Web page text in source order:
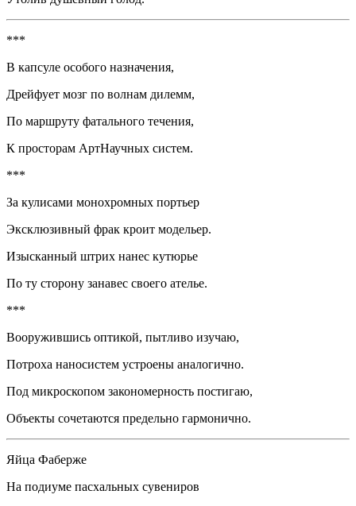
***
В капсуле особого назначения,
Дрейфует мозг по волнам дилемм,
По маршруту фатального течения,
К просторам АртНаучных систем.
***
За кулисами монохромных портьер
Эксклюзивный фрак кроит модельер.
Изысканный штрих нанес кутюрье
По ту сторону занавес своего ателье.
***
Вооружившись оптикой, пытливо изучаю,
Потроха наносистем устроены аналогично.
Под микроскопом закономерность постигаю,
Объекты сочетаются предельно гармонично.
Яйца Фаберже
На подиуме пасхальных сувениров